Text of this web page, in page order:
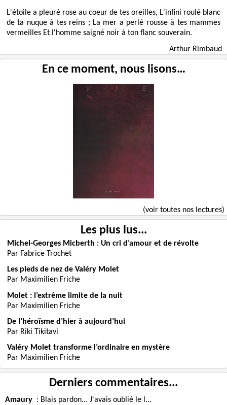
L'étoile a pleuré rose au coeur de tes oreilles, L'infini roulé blanc
de ta nuque à tes reins ; La mer a perlé rousse à tes mammes
vermeilles Et l'homme saigné noir à ton flanc souverain.
Arthur Rimbaud
En ce moment, nous lisons…
(voir toutes nos lectures)
Les plus lus...
Michel-Georges Micberth : Un cri d’amour et de révolte
Par Fabrice Trochet
Les pieds de nez de Valéry Molet
Par Maximilien Friche
Molet : l’extrême limite de la nuit
Par Maximilien Friche
De l’héroïsme d’hier à aujourd’hui
Par Riki Tikitavi
Valéry Molet transforme l’ordinaire en mystère
Par Maximilien Friche
Derniers commentaires...
Amaury : Blais pardon... J'avais oublié le l...